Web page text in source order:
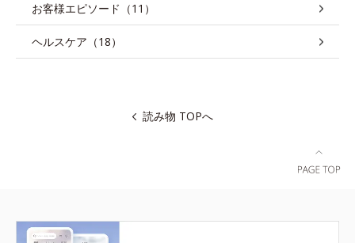
お客様エピソード（11）
ヘルスケア（18）
読み物 TOPへ